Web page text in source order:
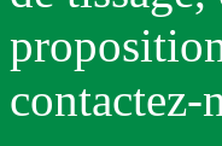
contactez-